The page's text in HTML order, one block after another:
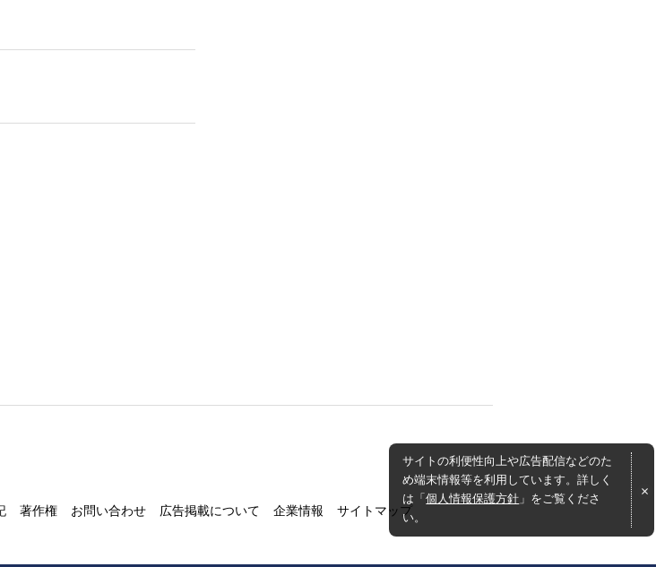
サイトの利便性向上や広告配信などのた
め端末情報等を利用しています。詳しく
は「個人情報保護方針 」をご覧くださ
い。
著作権 お問い合わせ 広告掲載について 企業情報
サイトマップ